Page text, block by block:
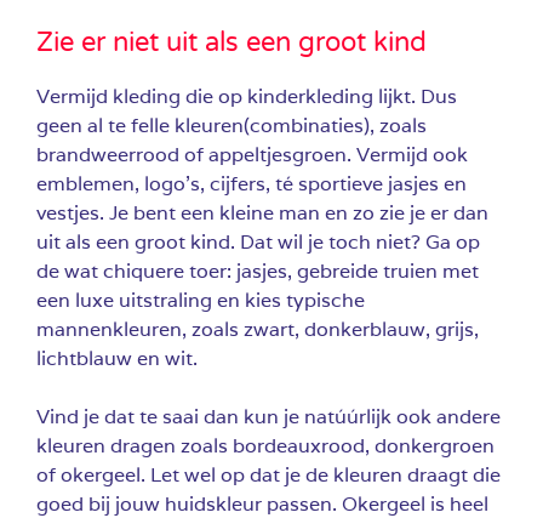
Zie er niet uit als een groot kind
Vermijd kleding die op kinderkleding lijkt. Dus
geen al te felle kleuren(combinaties), zoals
brandweerrood of appeltjesgroen. Vermijd ook
emblemen, logo’s, cijfers, té sportieve jasjes en
vestjes. Je bent een kleine man en zo zie je er dan
uit als een groot kind. Dat wil je toch niet? Ga op
de wat chiquere toer: jasjes, gebreide truien met
een luxe uitstraling en kies typische
mannenkleuren, zoals zwart, donkerblauw, grijs,
lichtblauw en wit.
Vind je dat te saai dan kun je natúúrlijk ook andere
kleuren dragen zoals bordeauxrood, donkergroen
of okergeel. Let wel op dat je de kleuren draagt die
goed bij jouw huidskleur passen. Okergeel is heel